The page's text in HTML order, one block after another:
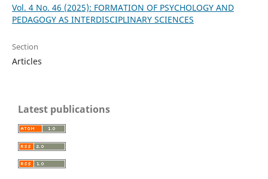
Vol. 4 No. 46 (2025): FORMATION OF PSYCHOLOGY AND
PEDAGOGY AS INTERDISCIPLINARY SCIENCES
Section
Articles
Latest publications